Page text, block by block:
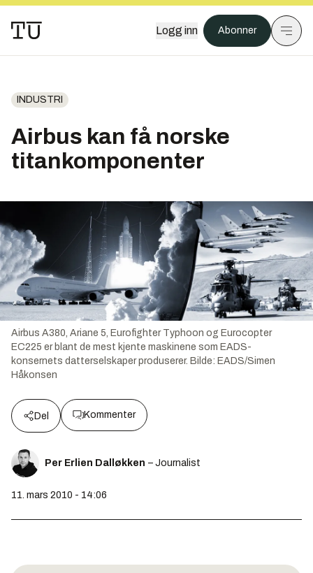
Logg inn Abonner
INDUSTRI
Airbus kan få norske
titankomponenter
Airbus A380, Ariane 5, Eurofighter Typhoon og Eurocopter
EC225 er blant de mest kjente maskinene som EADS-
konsernets datterselskaper produserer. Bilde: EADS/Simen
Håkonsen
Del Kommenter
Per Erlien Dalløkken – Journalist
11. mars 2010 - 14:06